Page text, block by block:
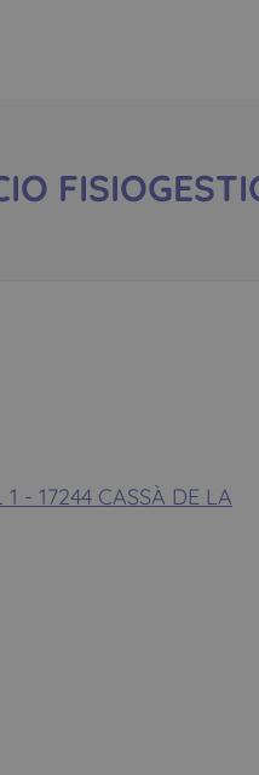
- 17244 CASSÀ DE LA